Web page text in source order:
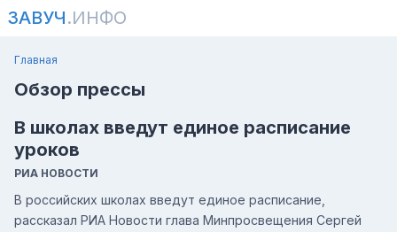
ЗАВУЧ.ИНФО
Главная
Обзор прессы
В школах введут единое расписание
уроков
РИА НОВОСТИ
В российских школах введут единое расписание,
рассказал РИА Новости глава Минпросвещения Сергей